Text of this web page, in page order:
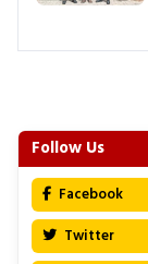
Follow Us
Facebook
Twitter